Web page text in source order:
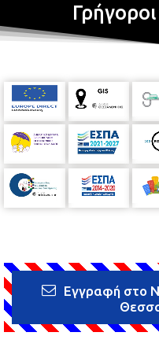
Εγγραφή στο